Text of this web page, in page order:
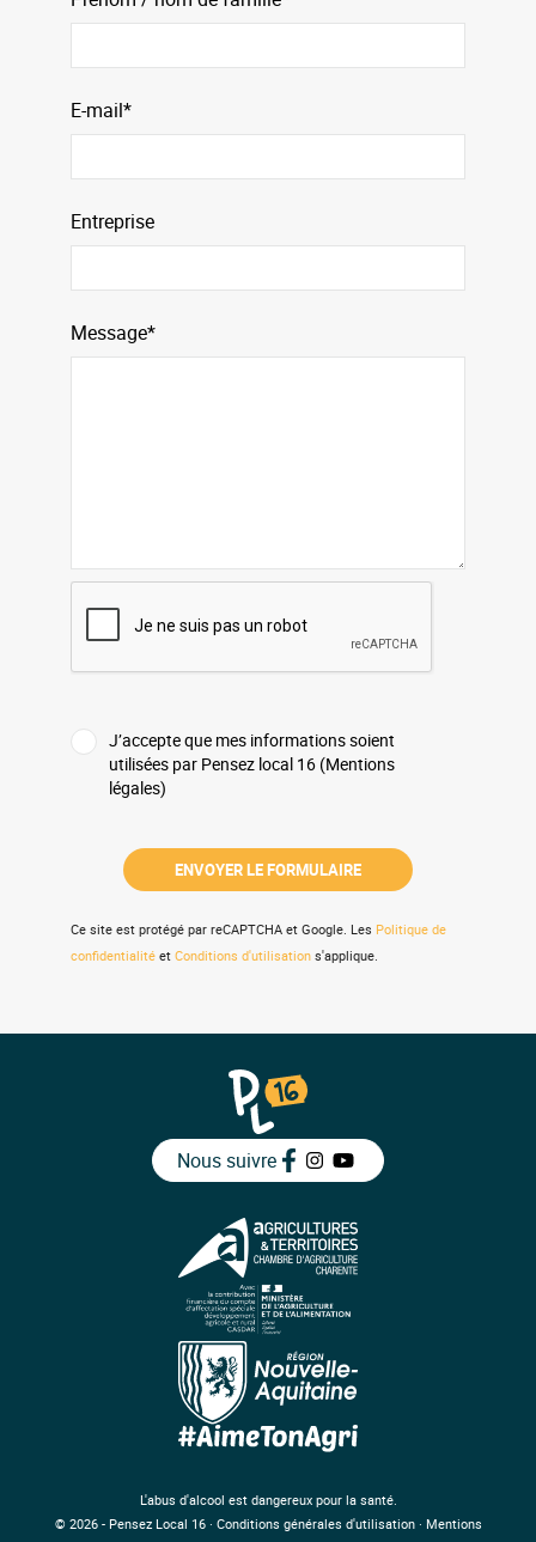
E-mail*
Entreprise
Message*
J’accepte que mes informations soient
utilisées par Pensez local 16 (Mentions
légales)
Ce site est protégé par reCAPTCHA et Google. Les Politique de
confidentialité et Conditions d'utilisation s'applique.
Nous suivre
L'abus d'alcool est dangereux pour la santé.
© 2026 - Pensez Local 16· Conditions générales d'utilisation· Mentions